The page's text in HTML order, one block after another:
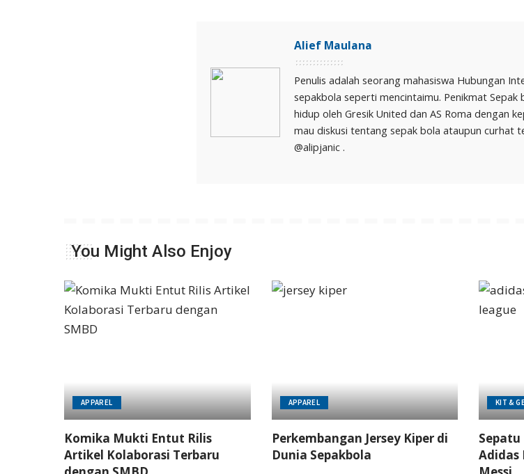
Alief Maulana
Penulis adalah seorang mahasiswa Hubungan
sepakbola seperti mencintaimu. Penikmat
hidup oleh Gresik United dan AS Roma dengan
mau diskusi tentang sepak bola ataupun curhat
@alipjanic .
You Might Also Enjoy
APPAREL
Komika Mukti Entut Rilis
Artikel Kolaborasi Terbaru
APPAREL
Perkembangan Jersey Kiper di
Dunia Sepakbola
KIT &
Adidas